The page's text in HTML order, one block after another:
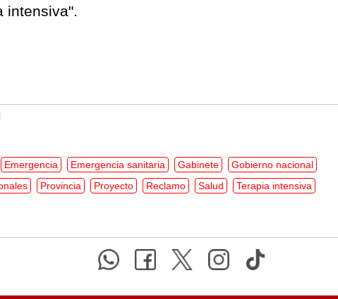
intensiva".
Emergencia Emergencia sanitaria Gabinete
Gobierno nacional
Provincia Proyecto Reclamo Salud
Terapia intensiva